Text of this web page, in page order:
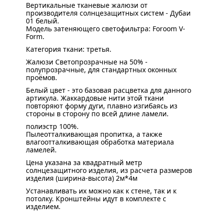
Вертикальные тканевые жалюзи от
производителя солнцезащитных систем - Дубаи
01 белый.
Модель затеняющего светофильтра: Foroom V-
Form.
Категория ткани: третья.
Жалюзи Светопрозрачные на 50% -
полупрозрачные, для стандартных оконных
проёмов.
Белый цвет - это базовая расцветка для данного
артикула. Жаккардовые нити этой ткани
повторяют форму дуги, плавно изгибаясь из
стороны в сторону по всей длине ламели.
полиэстр 100%.
Пылеотталкивающая пропитка, а также
влагоотталкивающая обработка материала
ламелей.
Цена указана за квадратный метр
солнцезащитного изделия, из расчета размеров
изделия (ширина-высота) 2м*4м
Устанавливать их можно как к стене, так и к
потолку. Кронштейны идут в комплекте с
изделием.